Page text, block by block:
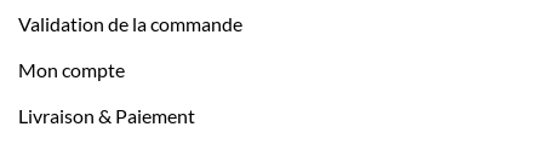
Validation de la commande
Mon compte
Livraison & Paiement